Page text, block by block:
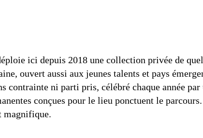
ici depuis 2018 une collection privée de
ouvert aussi aux jeunes talents et pays
contrainte ni parti pris, célébré chaque année par
conçues pour le lieu ponctuent le
magnifique.